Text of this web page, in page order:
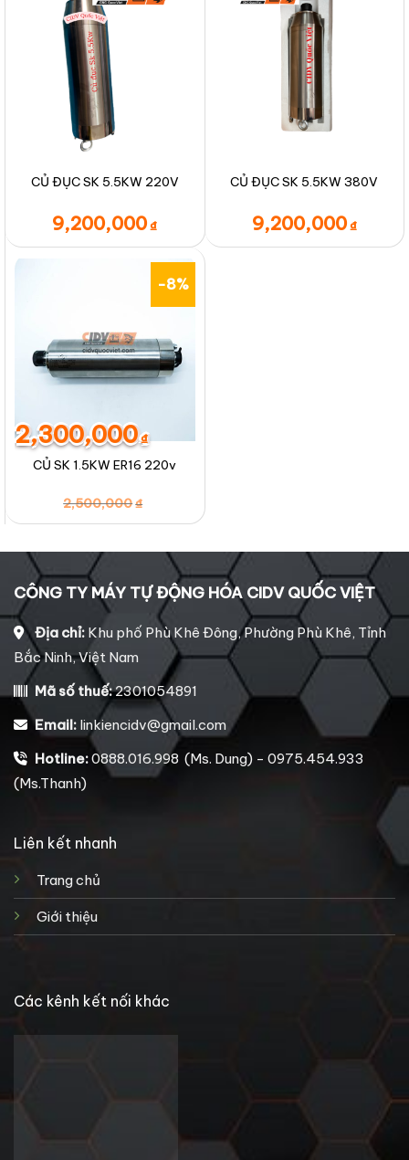
CỦ ĐỤC SK 5.5KW 220V
9,200,000 ₫
CỦ ĐỤC SK 5.5KW 380V
9,200,000 ₫
-8%
CỦ SK 1.5KW ER16 220v
2,500,000₫
là:
2,300,000₫
tại
2,300,000₫.
CÔNG TY MÁY TỰ ĐỘNG HÓA CIDV QUỐC VIỆT
Địa chỉ: Khu phố Phù Khê Đông, Phường Phù Khê, Tỉnh
Bắc Ninh, Việt Nam
Mã số thuế:2301054891
Email: linkiencidv@gmail.com
Hotline:0888.016.998 (Ms. Dung) - 0975.454.933
(Ms.Thanh)
Liên kết nhanh
Trang chủ
Giới thiệu
Các kênh kết nối khác